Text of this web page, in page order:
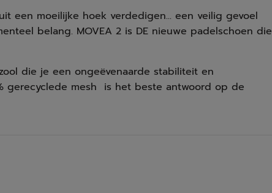
een moeilijke hoek verdedigen... een veilig gevoel
belang. MOVEA 2 is DE nieuwe padelschoen die
die je een ongeëvenaarde stabiliteit en
gerecyclede mesh is het beste antwoord op de